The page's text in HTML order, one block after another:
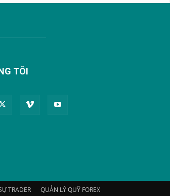
TÔI
TRADER QUẢN LÝ QUỸ FOREX